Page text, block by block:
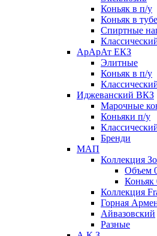
Коньяк в п/у
Коньяк в тубе
Спиртные
АрАрАт ЕКЗ
Элитные
Коньяк в п/у
Иджеванский ВКЗ
Марочные
Коньяки п/у
Бренди
МАП
Коллекция
Объем
Коньяк
Коллекция
Горная
Айвазовский
Разные